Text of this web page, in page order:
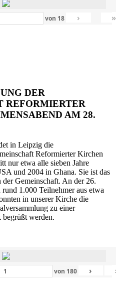
von 18 › »
DER
REFORMIERTER
AM 28.
in Leipzig die
Reformierter Kirchen
nur etwa alle sieben Jahre
und 2004 in Ghana. Sie ist das
der Gemeinschaft. An der 26.
1.000 Teilnehmer aus etwa
in unserer Kirche die
zu einer
werden.
von 180 ›